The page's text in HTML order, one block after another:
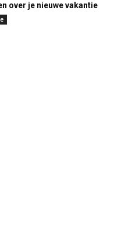
over je nieuwe vakantie